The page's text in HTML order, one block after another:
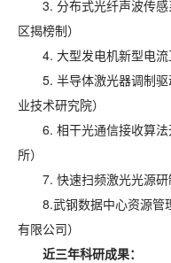
3. 分布式光纤声波传
区揭榜制）
4. 大型发电机新型电流
5. 半导体激光器调制
业技术研究院）
6. 相干光通信接收算
所）
7. 快速扫频激光光源研
8.武钢数据中心资源管
有限公司）
近三年科研成果：